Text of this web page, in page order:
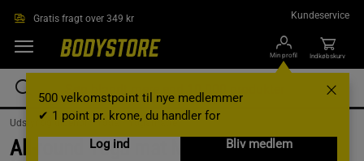
Gratis fragt over 349 kr Kundeservice
Min profil
500 velkomstpoint til nye medlemmer
✔ 1 point pr. krone, du handler for
Log ind
Bliv medlem
Indkøbskurv
Udstyr og tilbehør /Yoga /Yogamåtte
All-round Yoga mat Moss Green, 6 mm